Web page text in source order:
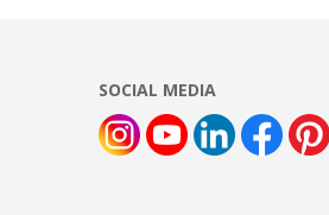
SOCIAL MEDIA